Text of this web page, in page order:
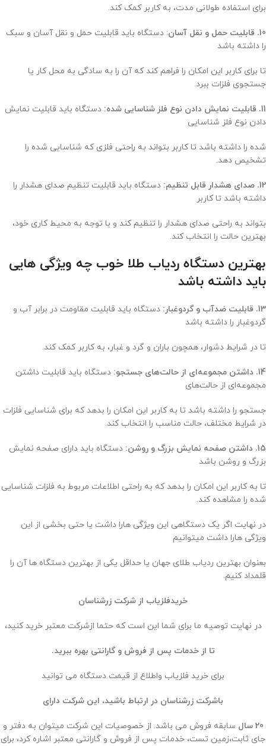
برای استفاده طولانی مدت، به کاربر کمک کند.
10. قابلیت حمل و نقل آسان
: دستگاه باید قابلیت حمل و نقل آسان و سبک
را داشته باشد
تا برای کاربر این امکان را فراهم کند که آن را به سادگی به محل کار یا
جستجوی فلزات ببرد.
11. قابلیت نمایش دادن نوع فلز شناسایی شده:
دستگاه باید قابلیت نمایش
دادن نوع فلز شناسایی
شده را داشته باشد تا کاربر بتواند به راحتی فلزی که شناسایی شده را
تشخیص دهد.
12. صدای هشدار قابل تنظیم:
دستگاه باید قابلیت تنظیم صدای هشدار را
داشته باشد تا کاربر
بتواند به راحتی صدای هشدار را تنظیم کند و با توجه به محیط کاری خود،
بهترین حالت را انتخاب کند.
بهترین دستگاه ردیاب طلا خوب چه ویژگی هایی
باید داشته باشد
13. قابلیت ضدآب و گردوغبار:
دستگاه باید قابلیت مقاومت در برابر آب و
گردوغبار را داشته باشد
تا در شرایط دشوار، همچون باران و گرد و غبار، به کاربر کمک کند.
14. داشتن مجموعه‌ای از حالت‌های جستجو:
دستگاه باید قابلیت داشتن
مجموعه‌ای از حالت‌های
جستجو را داشته باشد تا به کاربر این امکان را بدهد که برای شناسایی فلزات
در شرایط مختلف، حالت مناسب را انتخاب کند.
15. داشتن صفحه نمایش بزرگ و روشن:
دستگاه باید دارای صفحه نمایش
بزرگ و روشن باشد
تا به کاربر این امکان را بدهد که به راحتی اطلاعات مربوط به فلزات شناسایی
شده را مشاهده کند.
در نهایت اگر یک دستگاهی این ویژگی هارا داشت یا حتی بخشی از این
ویژگی هارا داشت میتوانیم
بعنوان بهترین ردیاب طلای جهان یا حداقل یکی از بهترین دستگاه ها آن را
قلمداد کنیم.
خریدفلزیاب از شرکت زرشناسان
در نهایت توصیه ما برای شما این است که حتما ازشرکت معتبر خرید کنید،
تا از خدمات پس از فروش و گارانتی بهره ببرید.
برای خرید فلزیاب واطلاع از قیمت دستگاه می توانید
باشرکت زرشناسان در ارتباط باشید، این شرکت دارای
20 سال
سابقه فروش می باشد. از خصوصیات این شرکت میتوان به دفتر و
جای ثابت،زمین تست، خدمات پس از فروش و گارانتی معتبر اشاره کرد، برای